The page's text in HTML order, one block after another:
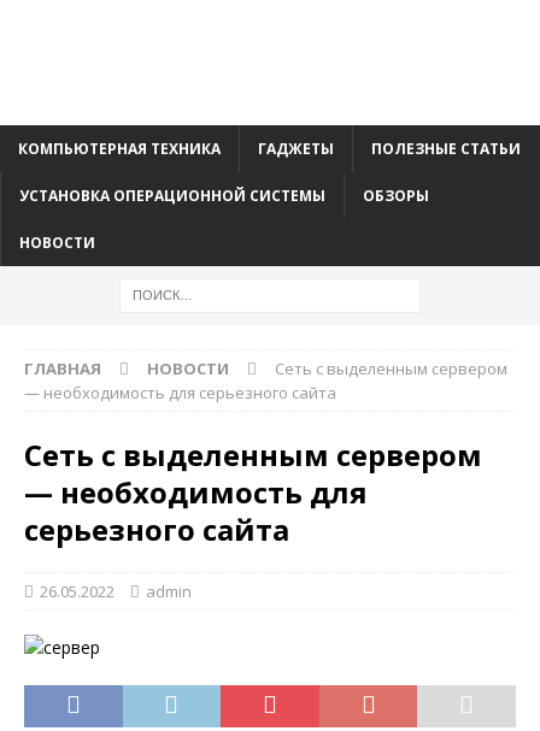
КОМПЬЮТЕРНАЯ ТЕХНИКА ГАДЖЕТЫ ПОЛЕЗНЫЕ СТАТЬИ
УСТАНОВКА ОПЕРАЦИОННОЙ СИСТЕМЫ ОБЗОРЫ
НОВОСТИ
ГЛАВНАЯ НОВОСТИ
Сеть с выделенным сервером
— необходимость для серьезного сайта
Сеть с выделенным сервером
— необходимость для
серьезного сайта
26.05.2022 admin